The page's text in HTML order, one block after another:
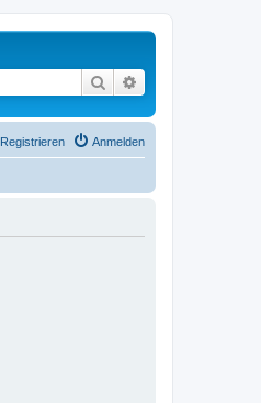
Suche
Anmelden
Registrieren